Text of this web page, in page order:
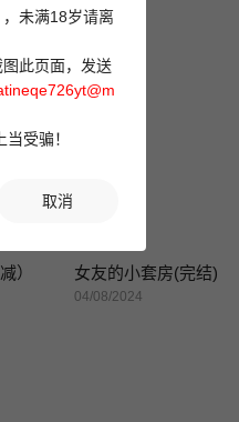
04/08/2024
） 女友的小套房(完结)
04/08/2024
未满18岁请离
此页面，发送
受骗！
取消